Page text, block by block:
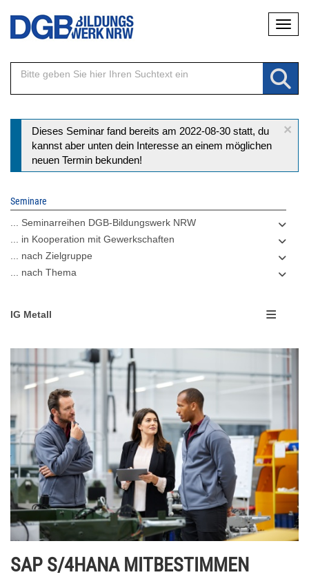
Direkt
Inhalt
×
Statusmeldung
Dieses Seminar fand bereits am 2022-08-30 statt, du
kannst aber unten dein Interesse an einem möglichen
neuen Termin bekunden!
Seminare
... Seminarreihen DGB-Bildungswerk NRW
... in Kooperation mit Gewerkschaften
... nach Zielgruppe
... nach Thema
IG Metall
SAP S/4HANA MITBESTIMMEN